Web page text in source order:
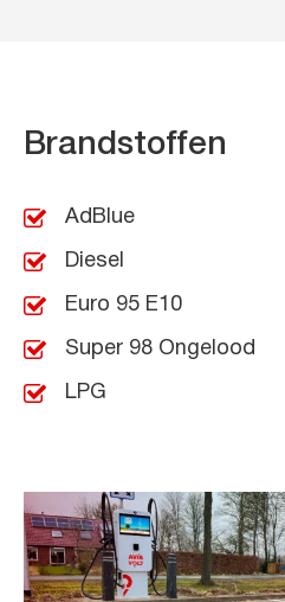
Brandstoffen
AdBlue
Diesel
Euro 95 E10
Super 98 Ongelood
LPG